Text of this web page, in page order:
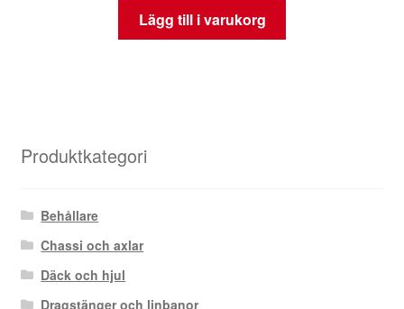
Lägg till i varukorg
Produktkategori
Behållare
Chassi och axlar
Däck och hjul
Dragstänger och linbanor